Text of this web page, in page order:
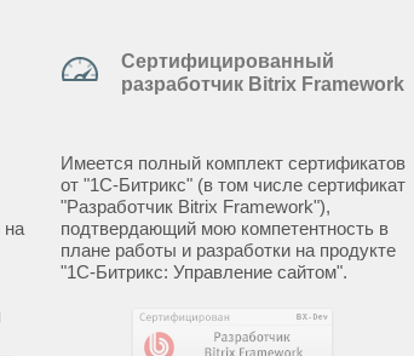
на
Сертифицированный
разработчик Bitrix Framework
Имеется полный комплект сертификатов
от "1С-Битрикс" (в том числе сертификат
"Разработчик Bitrix Framework"),
подтвердающий мою компетентность в
плане работы и разработки на продукте
"1С-Битрикс: Управление сайтом".